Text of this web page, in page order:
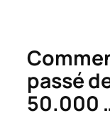
passé
50.000